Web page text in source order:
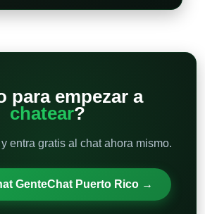
para empezar a
chatear?
entra gratis al chat ahora mismo.
GenteChat Puerto Rico →